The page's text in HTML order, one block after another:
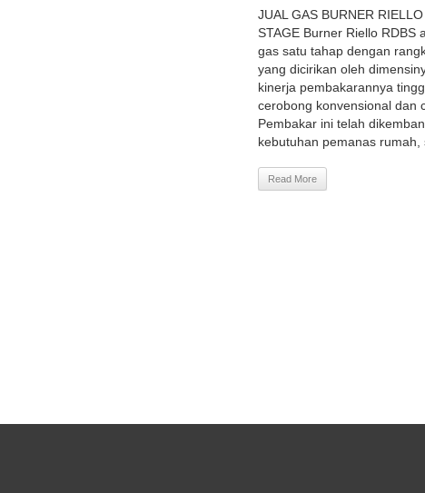
JUAL GAS BURNER
STAGE Burner Riello RDBS
gas satu tahap dengan
yang dicirikan oleh
kinerja pembakarannya
cerobong konvensional dan
Pembakar ini telah
kebutuhan pemanas rumah,
Read More